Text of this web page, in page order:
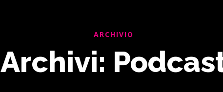
ARCHIVIO
Archivi: